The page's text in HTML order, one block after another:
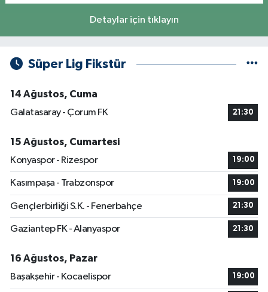
Detaylar için tıklayın
Süper Lig Fikstür
14 Ağustos, Cuma
Galatasaray - Çorum FK
21:30
15 Ağustos, Cumartesi
Konyaspor - Rizespor
19:00
Kasımpaşa - Trabzonspor 19:00
Gençlerbirliği S.K. - Fenerbahçe 21:30
Gaziantep FK - Alanyaspor 21:30
16 Ağustos, Pazar
Başakşehir - Kocaelispor
19:00